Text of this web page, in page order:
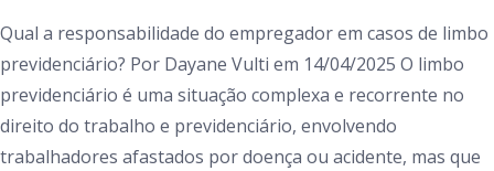
Qual a responsabilidade do empregador em casos de limbo
previdenciário? Por Dayane Vulti em 14/04/2025 O limbo
previdenciário é uma situação complexa e recorrente no
direito do trabalho e previdenciário, envolvendo
trabalhadores afastados por doença ou acidente, mas que